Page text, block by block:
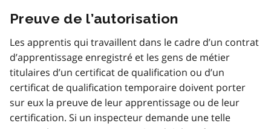
Preuve de l’autorisation
Les apprentis qui travaillent dans le cadre d’un contrat
d’apprentissage enregistré et les gens de métier
titulaires d’un certificat de qualification ou d’un
certificat de qualification temporaire doivent porter
sur eux la preuve de leur apprentissage ou de leur
certification. Si un inspecteur demande une telle